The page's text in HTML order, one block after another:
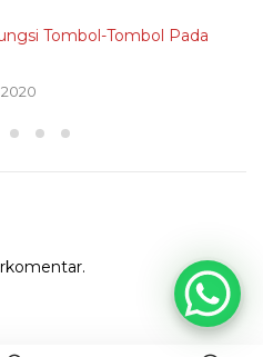
Tombol-Tombol Pada